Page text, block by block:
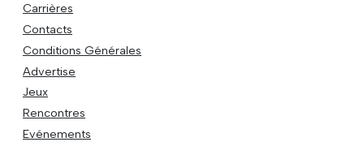
Carrières
Contacts
Conditions Générales
Advertise
Jeux
Rencontres
Evénements